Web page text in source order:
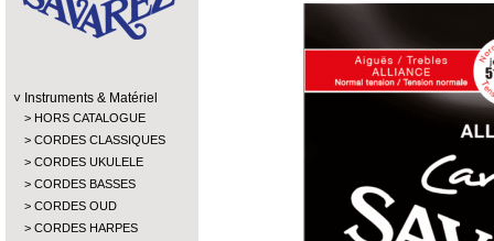
Instruments & Matériel
HORS CATALOGUE
CORDES CLASSIQUES
CORDES UKULELE
CORDES BASSES
CORDES OUD
CORDES HARPES